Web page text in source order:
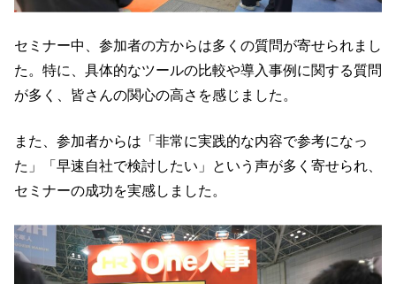
セミナー中、参加者の方からは多くの質問が寄せられまし
た。特に、具体的なツールの比較や導入事例に関する質問
が多く、皆さんの関心の高さを感じました。
また、参加者からは「非常に実践的な内容で参考になっ
た」「早速自社で検討したい」という声が多く寄せられ、
セミナーの成功を実感しました。